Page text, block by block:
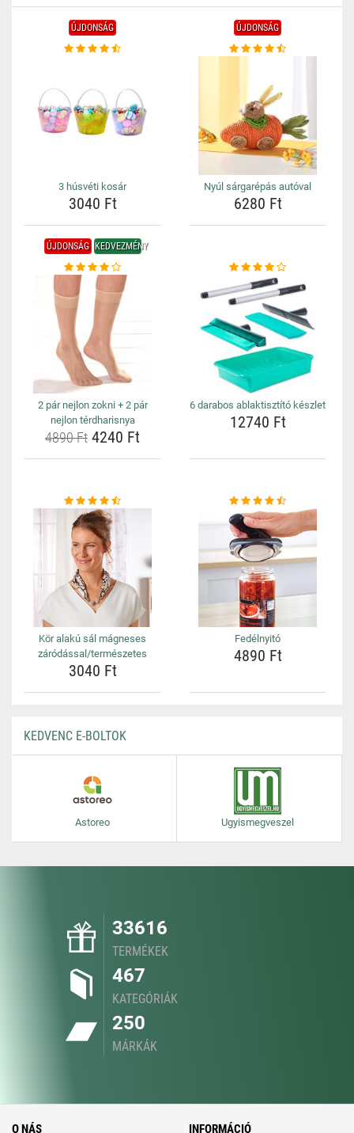
ÚJDONSÁG
3 húsvéti kosár
3040 Ft
ÚJDONSÁG
Nyúl sárgarépás autóval
6280 Ft
ÚJDONSÁG KEDVEZMÉNY
2 pár nejlon zokni + 2 pár
nejlon térdharisnya
4890 Ft 4240 Ft
6 darabos ablaktisztító készlet
12740 Ft
Kör alakú sál mágneses
záródással/természetes
3040 Ft
Fedélnyitó
4890 Ft
KEDVENC E-BOLTOK
Astoreo Ugyismegveszel
33616
TERMÉKEK
467
KATEGÓRIÁK
250
MÁRKÁK
O NÁS INFORMÁCIÓ